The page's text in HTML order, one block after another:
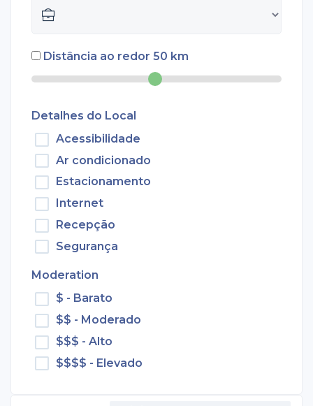
Distância ao redor 50 km
Detalhes do Local
Acessibilidade
Ar condicionado
Estacionamento
Internet
Recepção
Segurança
Moderation
$ - Barato
$$ - Moderado
$$$ - Alto
$$$$ - Elevado